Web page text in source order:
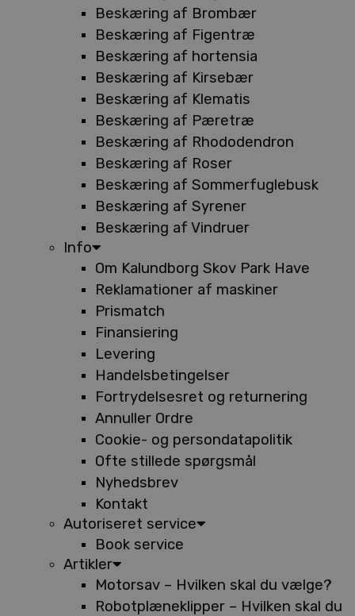
Beskæring af Brombær
Beskæring af Figentræ
Beskæring af hortensia
Beskæring af Kirsebær
Beskæring af Klematis
Beskæring af Pæretræ
Beskæring af Rhododendron
Beskæring af Roser
Beskæring af Sommerfuglebusk
Beskæring af Syrener
Beskæring af Vindruer
Info
Om Kalundborg Skov Park Have
Reklamationer af maskiner
Prismatch
Finansiering
Levering
Handelsbetingelser
Fortrydelsesret og returnering
Annuller Ordre
Cookie- og persondatapolitik
Ofte stillede spørgsmål
Nyhedsbrev
Kontakt
Autoriseret service
Book service
Artikler
Motorsav – Hvilken skal du vælge?
Robotplæneklipper – Hvilken skal du